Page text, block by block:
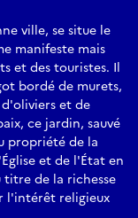
ville, se situe le
manifeste mais
et des touristes. Il
bordé de murets,
d'oliviers et de
ce jardin, sauvé
propriété de la
et de l'État en
titre de la richesse
l'intérêt religieux